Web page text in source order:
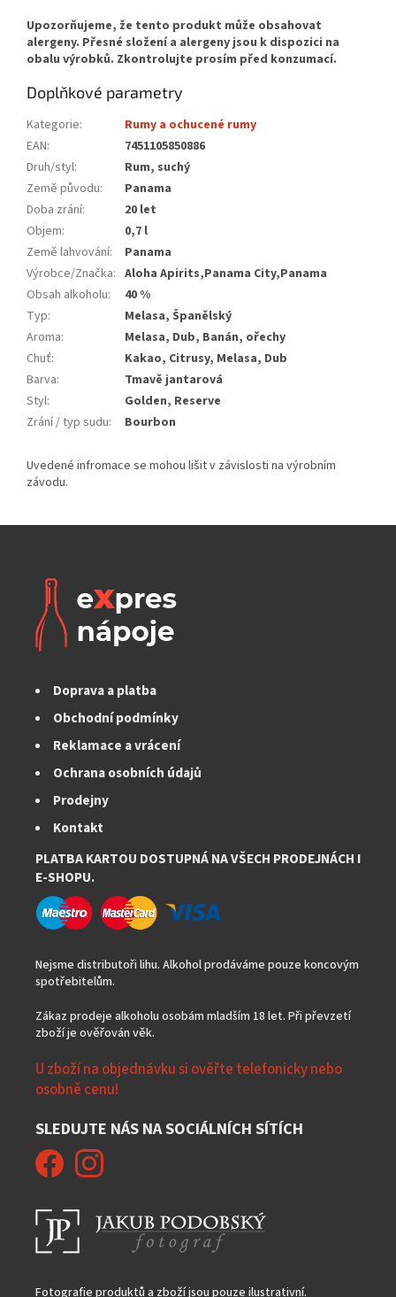
Doplňkové parametry
Kategorie:
Rumy a ochucené rumy
EAN:
7451105850886
Druh/styl:
Rum, suchý
Země původu:
Panama
Doba zrání:
20 let
Objem:
0,7 l
Země lahvování:
Panama
Výrobce/Značka: Aloha Apirits,Panama City,Panama
Obsah alkoholu:
40 %
Typ:
Melasa, Španělský
Aroma:
Melasa, Dub, Banán, ořechy
Chuť:
Kakao, Citrusy, Melasa, Dub
Barva:
Tmavě jantarová
Styl:
Golden, Reserve
Zrání / typ sudu: Bourbon
Doprava a platba
Obchodní podmínky
Reklamace a vrácení
Ochrana osobních údajů
Prodejny
Kontakt
PLATBA KARTOU DOSTUPNÁ NA VŠECH PRODEJNÁCH I
E-SHOPU.
Nejsme distributoři lihu. Alkohol prodáváme pouze koncovým
spotřebitelům.
Zákaz prodeje alkoholu osobám mladším 18 let. Při převzetí
zboží je ověřován věk.
U zboží na objednávku si ověřte telefonicky nebo
osobně cenu!
SLEDUJTE NÁS NA SOCIÁLNÍCH SÍTÍCH
Fotografie produktů a zboží jsou pouze ilustrativní.